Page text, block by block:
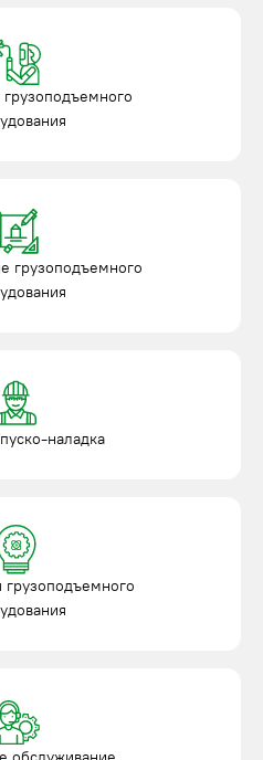
грузоподъемного
наладка